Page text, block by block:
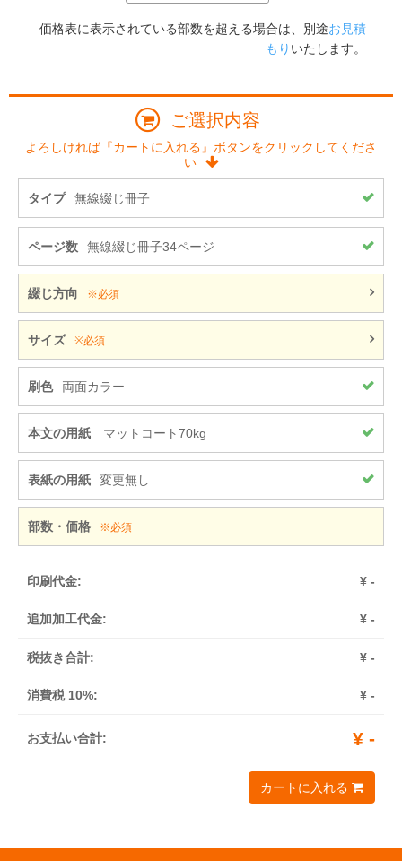
価格表に表示されている部数を超える場合は、別途お見積
もり いたします。
ご選択内容
よろしければ『カートに入れる』ボタンをクリックしてくださ
い
タイプ 無線綴じ冊子
ページ数 無線綴じ冊子34ページ
綴じ方向 ※必須
サイズ ※必須
刷色 両面カラー
本文の用紙 マットコート70kg
表紙の用紙 変更無し
部数・価格 ※必須
印刷代金: ¥ -
追加加工代金: ¥ -
税抜き合計: ¥ -
消費税 10%: ¥ -
お支払い合計: ¥ -
カートに入れる